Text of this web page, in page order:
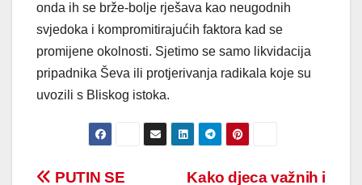
onda ih se brže-bolje rješava kao neugodnih
svjedoka i kompromitirajućih faktora kad se
promijene okolnosti. Sjetimo se samo likvidacija
pripadnika Ševa ili protjerivanja radikala koje su
uvozili s Bliskog istoka.
Kako djeca važnih i
PUTIN SE